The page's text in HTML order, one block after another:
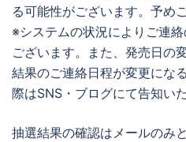
る可能性がございます。予め
※システムの状況によりご連
ございます。また、発売日の
結果のご連絡日程が変更にな
際はSNS・ブログにて告知いた
抽選結果の確認はメールのみ